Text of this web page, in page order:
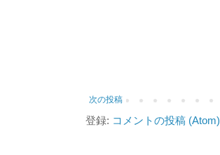
次の投稿
登録: コメントの投稿 (Atom)